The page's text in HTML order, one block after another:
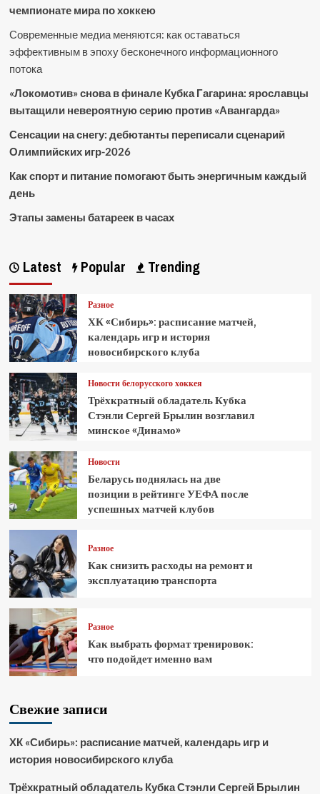
чемпионате мира по хоккею
Современные медиа меняются: как оставаться
эффективным в эпоху бесконечного информационного
потока
«Локомотив» снова в финале Кубка Гагарина: ярославцы
вытащили невероятную серию против «Авангарда»
Сенсации на снегу: дебютанты переписали сценарий
Олимпийских игр-2026
Как спорт и питание помогают быть энергичным каждый
день
Этапы замены батареек в часах
Latest Popular Trending
Разное
ХК «Сибирь»: расписание матчей,
календарь игр и история
новосибирского клуба
Новости белорусского хоккея
Трёхкратный обладатель Кубка
Стэнли Сергей Брылин возглавил
минское «Динамо»
Новости
Беларусь поднялась на две
позиции в рейтинге УЕФА после
успешных матчей клубов
Разное
Как снизить расходы на ремонт и
эксплуатацию транспорта
Разное
Как выбрать формат тренировок:
что подойдет именно вам
Свежие записи
ХК «Сибирь»: расписание матчей, календарь игр и
история новосибирского клуба
Трёхкратный обладатель Кубка Стэнли Сергей Брылин